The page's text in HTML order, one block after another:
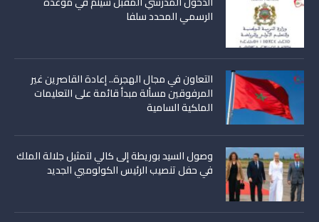
الرسمي المحدد سلفا
التعاون في مجال الهجرة.. إعادة القاصرين غير
المرفوقين مسألة مبدأ قائمة على التعليمات
الملكية السامية
وصول السيد بوريطة إلى كالي لتمثيل جلالة الملك
في حفل تنصيب الرئيس الكولومبي الجديد